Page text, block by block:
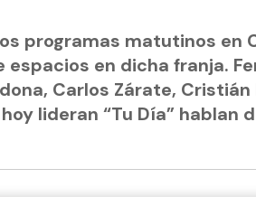
programas matutinos en
en dicha franja.
Carlos Zárate, Cristián
lideran “Tu Día” hablan